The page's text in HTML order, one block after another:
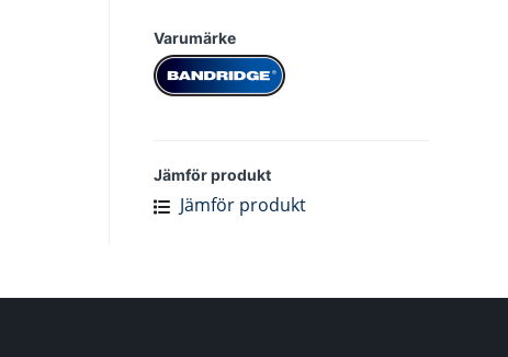
Varumärke
Jämför produkt
Jämför produkt